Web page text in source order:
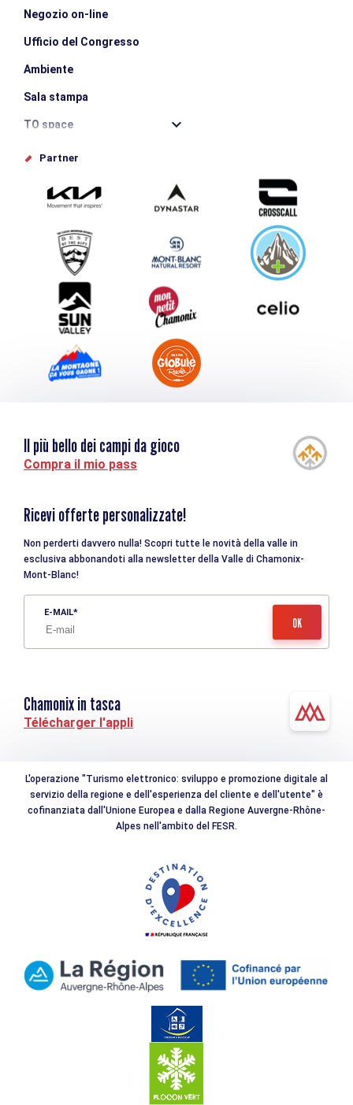
Negozio on-line
Ufficio del Congresso
Ambiente
Sala stampa
TO space
Offices de tourisme
Inviate il vostro evento
Service groupes et séminaires
Scaricare
Turismo e disabilità
Partner
Il più bello dei campi da gioco
Compra il mio pass
Ricevi offerte personalizzate!
Non perderti davvero nulla! Scopri tutte le novità della valle in
esclusiva abbonandoti alla newsletter della Valle di Chamonix-
Mont-Blanc!
E-MAIL
Chamonix in tasca
Télécharger l'appli
L'operazione "Turismo elettronico: sviluppo e promozione digitale al
servizio della regione e dell'esperienza del cliente e dell'utente" è
cofinanziata dall'Unione Europea e dalla Regione Auvergne-Rhône-
Alpes nell'ambito del FESR.